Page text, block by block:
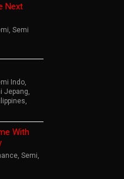
Next
Semi
Indo
Jepang
With
Semi